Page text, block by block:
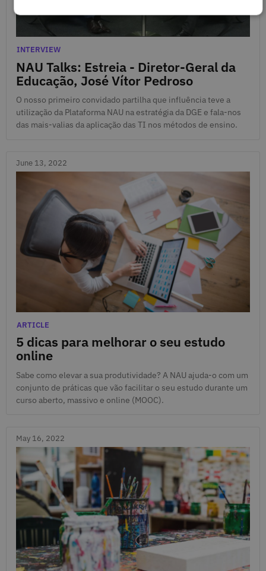
NAU Talks: Estreia - Diretor-Geral da
Educação, José Vítor Pedroso
July 7, 2022
Categories
INTERVIEW
O nosso primeiro convidado partilha que influência teve a
utilização da Plataforma NAU na estratégia da DGE e fala-nos
das mais-valias da aplicação das TI nos métodos de ensino.
June 13, 2022
5 dicas para melhorar o seu estudo
online
June 13, 2022
Categories
ARTICLE
Sabe como elevar a sua produtividade? A NAU ajuda-o com um
conjunto de práticas que vão facilitar o seu estudo durante um
curso aberto, massivo e online (MOOC).
May 16, 2022